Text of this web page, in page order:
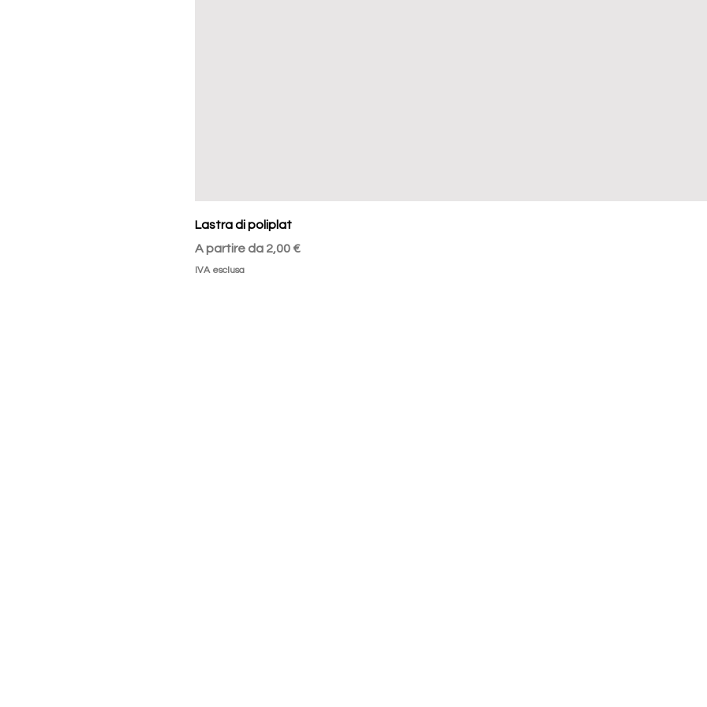
Lastra di poliplat
A partire da 2,00 €
Prezzo scontato
IVA esclusa